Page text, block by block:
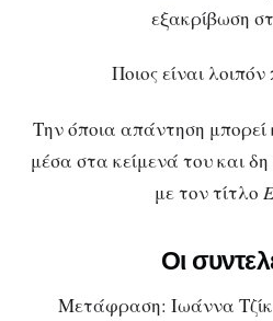
εξακρίβωση
Ποιος είναι
Την όποια απάντηση
μέσα στα κείμενά του και
με τον τίτλο
Οι
Μετάφραση: Ιωάννα